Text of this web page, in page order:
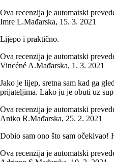
Ova recenzija je automatski
Imre L.Mađarska, 15. 3. 2021
Lijepo i praktično.
Ova recenzija je automatski
Vincéné A.Mađarska, 1. 3. 2021
Jako je lijep, sretna sam kad ga
prijateljima. Lako ju je obuti uz
Ova recenzija je automatski
Aniko R.Mađarska, 25. 2. 2021
Dobio sam ono što sam očekivao!
Ova recenzija je automatski